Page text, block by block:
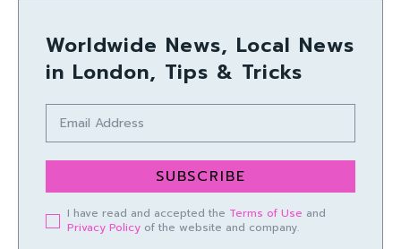
Worldwide News, Local News
in London, Tips & Tricks
SUBSCRIBE
I have read and accepted the Terms of Use and
Privacy Policy of the website and company.